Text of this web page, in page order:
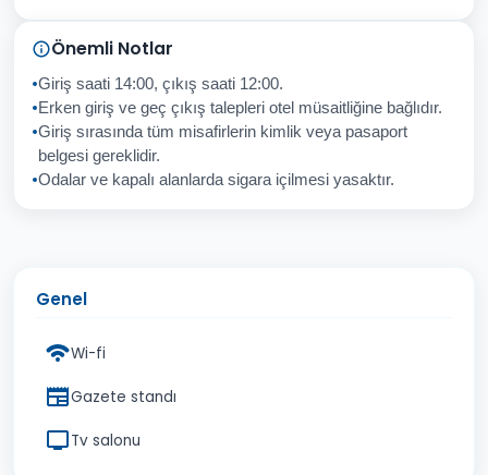
Sorunuz
İptal Gönder
Önemli Notlar
Giriş saati 14:00, çıkış saati 12:00.
Erken giriş ve geç çıkış talepleri otel müsaitliğine bağlıdır.
Giriş sırasında tüm misafirlerin kimlik veya pasaport
belgesi gereklidir.
Odalar ve kapalı alanlarda sigara içilmesi yasaktır.
Genel
Wi-fi
Gazete standı
Tv salonu